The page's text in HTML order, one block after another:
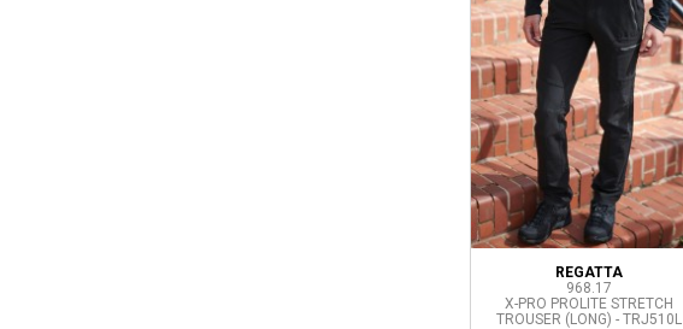
REGATTA
968.17
X-PRO PROLITE STRETCH
TROUSER (LONG) - TRJ510L